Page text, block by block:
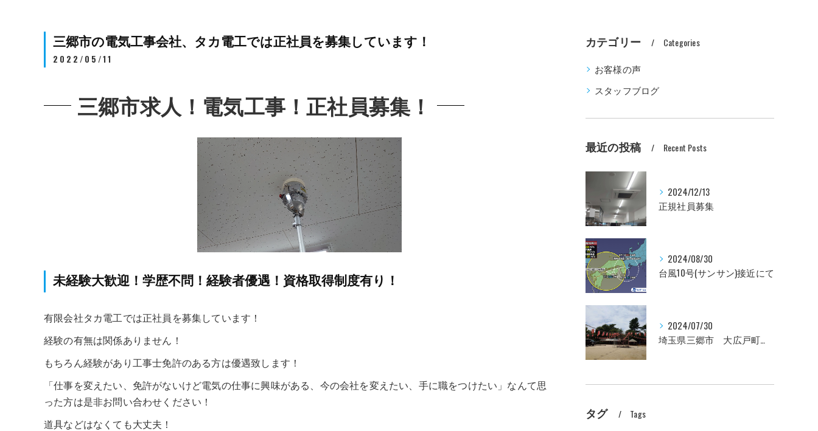
三郷市の電気工事会社、タカ電工では正社員を募集しています！
2022/05/11
三郷市求人！電気工事！正社員募集！
未経験大歓迎！学歴不問！経験者優遇！資格取得制度有り！
有限会社タカ電工では正社員を募集しています！
経験の有無は関係ありません！
もちろん経験があり工事士免許のある方は優遇致します！
「仕事を変えたい、免許がないけど電気の仕事に興味がある、今の会社を変えたい、手に職をつけたい」なんて思
った方は是非お問い合わせください！
道具などはなくても大丈夫！
カテゴリー Categories
お客様の声
スタッフブログ
最近の投稿 Recent Posts
2024/12/13
正規社員募集
2024/08/30
台風10号(サンサン)接近にて
2024/07/30
埼玉県三郷市 大広戸町会納涼盆踊り大会のお知らせ 2024
タグ Tags